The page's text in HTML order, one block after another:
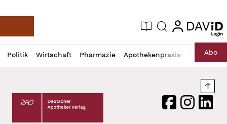
Deutsche Apotheker Zeitung
Aktuelle Ausgabe
Suche login
login
Politik Wirtschaft Pharmazie Apothekenpraxis RechtAbo
Profil
öffnen
Daz
Pur
Deutscher Apotheker Verlag Logo
FacebookInstagram